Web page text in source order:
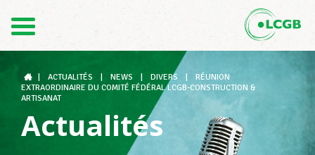
DE
Le LCGB
ACTUALITÉS NEWS DIVERS
RÉUNION
EXTRAORDINAIRE DU COMITÉ FÉDÉRAL LCGB-CONSTRUCTION &
ARTISANAT
Actualités